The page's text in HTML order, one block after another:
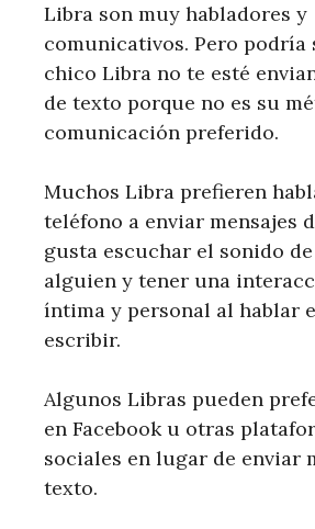
Libra son muy habladores y
comunicativos. Pero podría
chico Libra no te esté
de texto porque no es su
comunicación preferido.
Muchos Libra prefieren
teléfono a enviar mensajes
gusta escuchar el sonido
alguien y tener una
íntima y personal al hablar
escribir.
Algunos Libras pueden
en Facebook u otras
sociales en lugar de enviar
texto.